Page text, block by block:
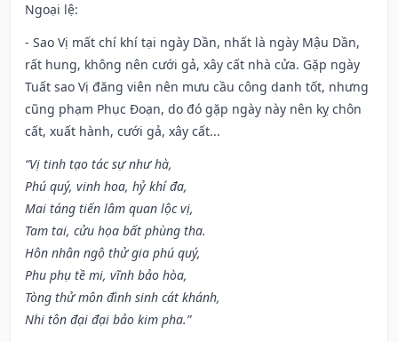
Ngoại lệ:
- Sao Vị mất chí khí tại ngày Dần, nhất là ngày Mậu Dần,
rất hung, không nên cưới gả, xây cất nhà cửa. Gặp ngày
Tuất sao Vị đăng viên nên mưu cầu công danh tốt, nhưng
cũng phạm Phục Đoạn, do đó gặp ngày này nên kỵ chôn
cất, xuất hành, cưới gả, xây cất...
“Vị tinh tạo tác sự như hà,
Phú quý, vinh hoa, hỷ khí đa,
Mai táng tiến lâm quan lộc vị,
Tam tai, cửu họa bất phùng tha.
Hôn nhân ngộ thử gia phú quý,
Phu phụ tề mi, vĩnh bảo hòa,
Tòng thử môn đình sinh cát khánh,
Nhi tôn đại đại bảo kim pha.”